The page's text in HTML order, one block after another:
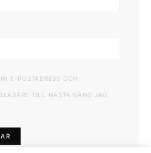
E-POSTADRESS OCH
TILL NÄSTA GÅNG JAG